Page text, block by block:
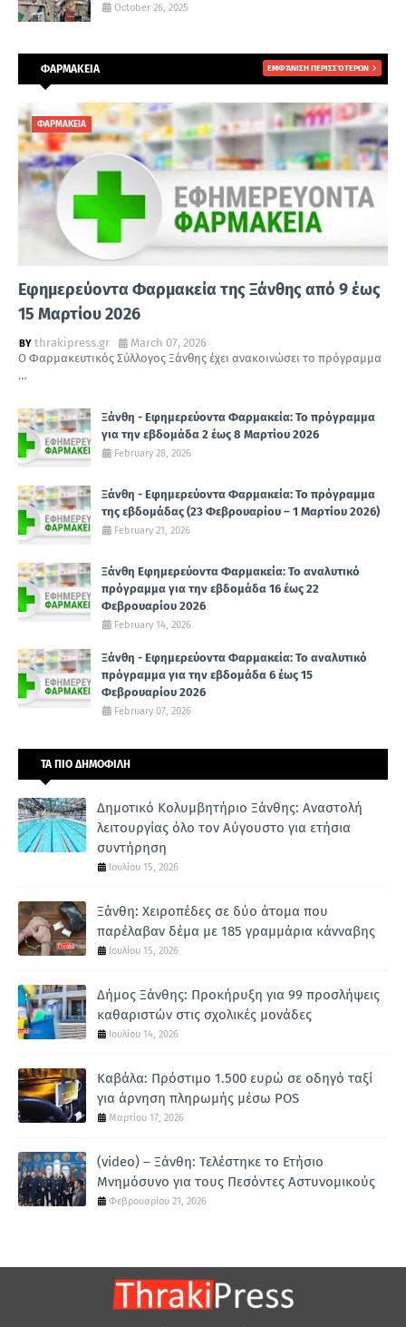
October 26, 2025
ΦΑΡΜΑΚΕΙΑ ΕΜΦΆΝΙΣΗ ΠΕΡΙΣΣΌΤΕΡΩΝ
ΦΑΡΜΑΚΕΙΑ
Εφημερεύοντα Φαρμακεία της Ξάνθης από 9 έως
15 Μαρτίου 2026
thrakipress.gr
March 07, 2026
Ο Φαρμακευτικός Σύλλογος Ξάνθης έχει ανακοινώσει το πρόγραμμα
…
Ξάνθη - Εφημερεύοντα Φαρμακεία: Το πρόγραμμα
για την εβδομάδα 2 έως 8 Μαρτίου 2026
February 28, 2026
Ξάνθη - Εφημερεύοντα Φαρμακεία: Το πρόγραμμα
της εβδομάδας (23 Φεβρουαρίου – 1 Μαρτίου 2026)
February 21, 2026
Ξάνθη Εφημερεύοντα Φαρμακεία: Το αναλυτικό
πρόγραμμα για την εβδομάδα 16 έως 22
Φεβρουαρίου 2026
February 14, 2026
Ξάνθη - Εφημερεύοντα Φαρμακεία: Το αναλυτικό
πρόγραμμα για την εβδομάδα 6 έως 15
Φεβρουαρίου 2026
February 07, 2026
ΤΑ ΠΙΟ ΔΗΜΟΦΙΛΗ
Δημοτικό Κολυμβητήριο Ξάνθης: Αναστολή
λειτουργίας όλο τον Αύγουστο για ετήσια
συντήρηση
Ιουλίου 15, 2026
Ξάνθη: Χειροπέδες σε δύο άτομα που
παρέλαβαν δέμα με 185 γραμμάρια κάνναβης
Ιουλίου 15, 2026
Δήμος Ξάνθης: Προκήρυξη για 99 προσλήψεις
καθαριστών στις σχολικές μονάδες
Ιουλίου 14, 2026
Καβάλα: Πρόστιμο 1.500 ευρώ σε οδηγό ταξί
για άρνηση πληρωμής μέσω POS
Μαρτίου 17, 2026
(video) – Ξάνθη: Τελέστηκε το Ετήσιο
Μνημόσυνο για τους Πεσόντες Αστυνομικούς
Φεβρουαρίου 21, 2026